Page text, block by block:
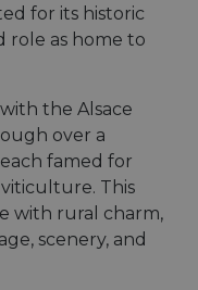
for its historic
role as home to
the Alsace
over a
famed for
This
with rural charm,
scenery, and